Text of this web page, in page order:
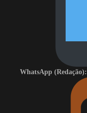
WhatsApp (Redação):